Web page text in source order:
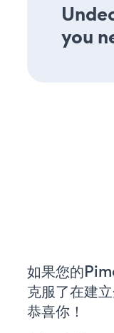
you
如果您的
克服了在建
恭喜你！